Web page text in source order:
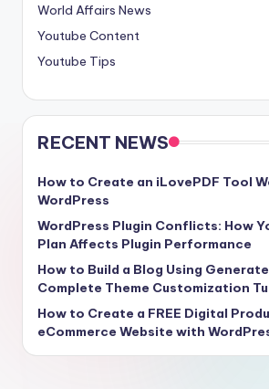
World Affairs News
Youtube Content
Youtube Tips
RECENT NEWS
How to Create an iLovePDF Tool
WordPress
WordPress Plugin Conflicts: How
Plan Affects Plugin Performance
How to Build a Blog Using
Complete Theme Customization
How to Create a FREE Digital
eCommerce Website with